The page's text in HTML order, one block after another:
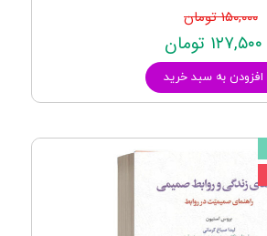
۱۵۰,۰۰۰ تومان
۱۲۷,۵۰۰ تومان
افزودن به سبد خرید